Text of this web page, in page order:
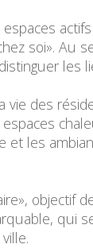
soi». Au
les
des
et les
objectif
qui